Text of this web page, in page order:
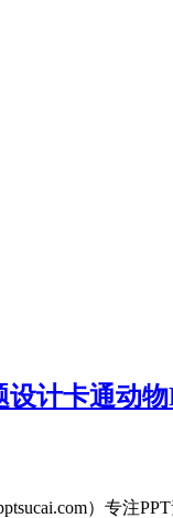
设计卡通动
）专注